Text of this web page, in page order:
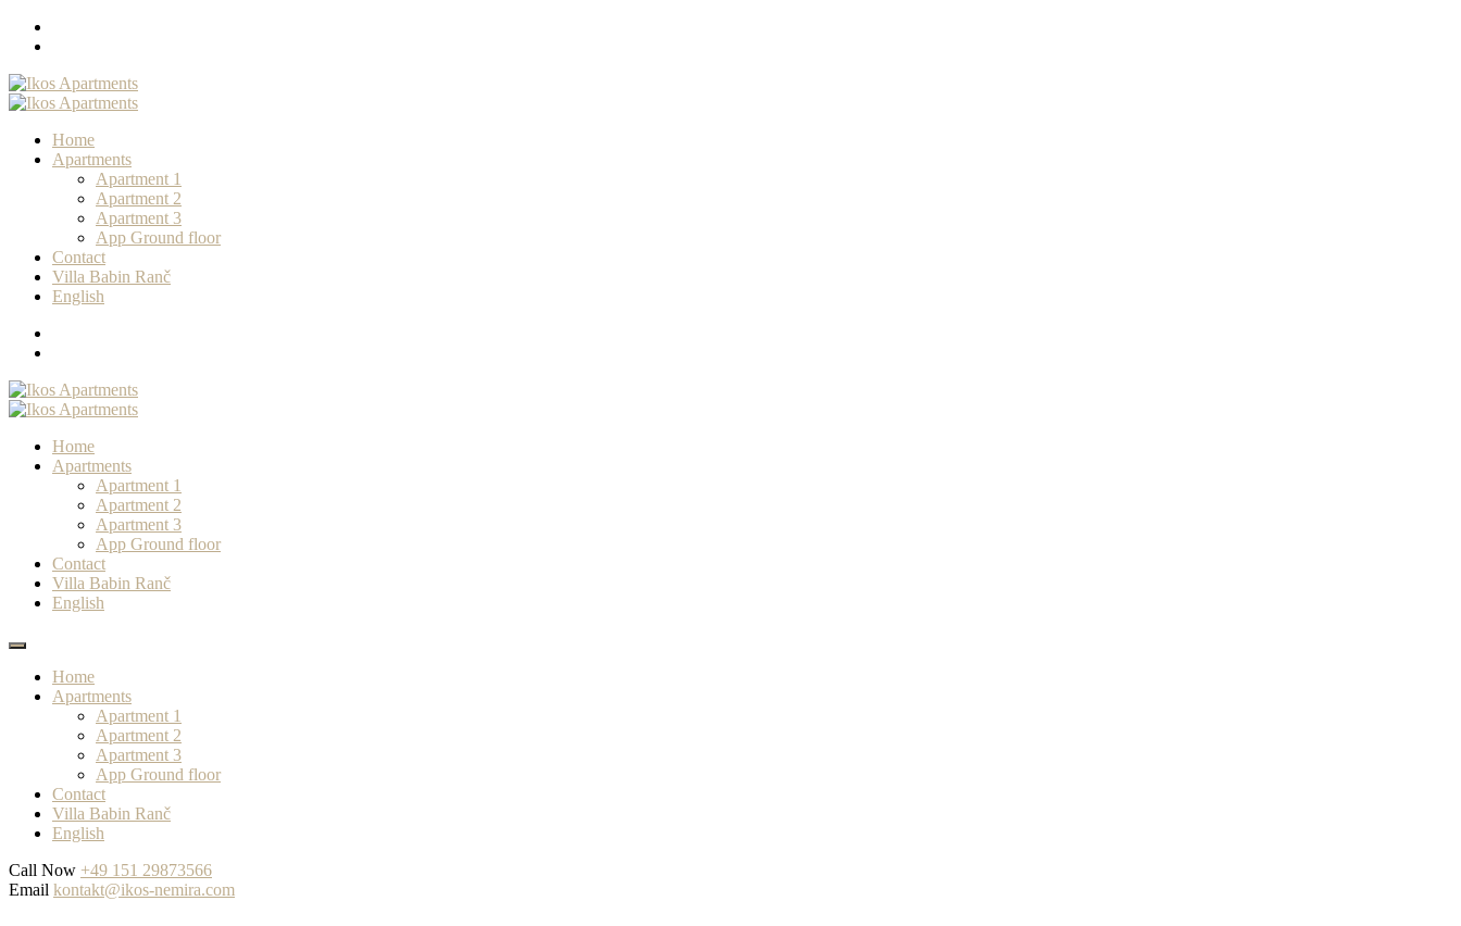
Home
Apartments
Apartment 1
Apartment 2
Apartment 3
App Ground floor
Contact
Villa Babin Ranč
English
Home
Apartments
Apartment 1
Apartment 2
Apartment 3
App Ground floor
Contact
Villa Babin Ranč
English
Home
Apartments
Apartment 1
Apartment 2
Apartment 3
App Ground floor
Contact
Villa Babin Ranč
English
Call Now +49 151 29873566
Email kontakt@ikos-nemira.com